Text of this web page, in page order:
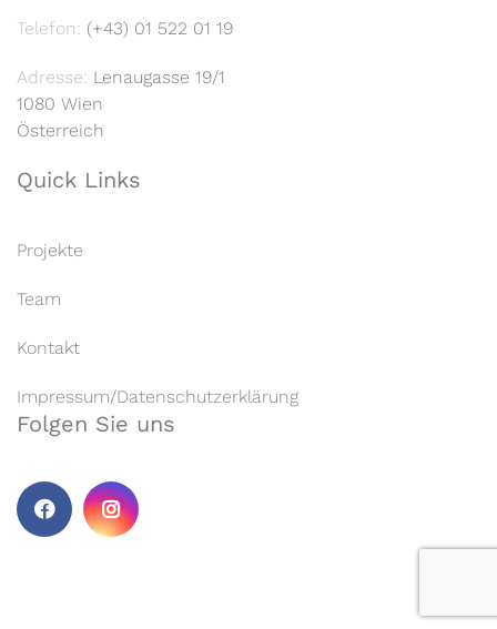
Telefon: (+43) 01 522 01 19
Adresse: Lenaugasse 19/1
1080 Wien
Österreich
Quick Links
Projekte
Team
Kontakt
Impressum/Datenschutzerklärung
Folgen Sie uns